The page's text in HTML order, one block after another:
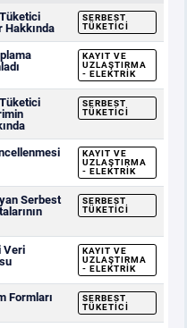
POLİTİKAMIZ
Hakkında
SERBEST
TÜKETICI
KAYIT VE
UZLAŞTIRMA
- ELEKTRIK
SERBEST
TÜKETICI
KAYIT VE
UZLAŞTIRMA
- ELEKTRIK
Serbest
SERBEST
TÜKETICI
Veri
KAYIT VE
UZLAŞTIRMA
- ELEKTRIK
Formları
SERBEST
TÜKETICI